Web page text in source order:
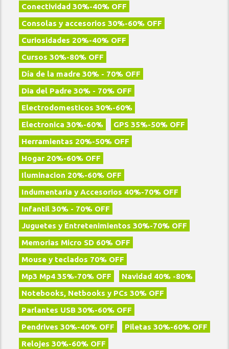
Conectividad 30%-40% OFF
Consolas y accesorios 30%-60% OFF
Curiosidades 20%-40% OFF
Cursos 30%-80% OFF
Día de la madre 30% - 70% OFF
Dia del Padre 30% - 70% OFF
Electrodomesticos 30%-60%
Electronica 30%-60%
GPS 35%-50% OFF
Herramientas 20%-50% OFF
Hogar 20%-60% OFF
Iluminacion 20%-60% OFF
Indumentaria y Accesorios 40%-70% OFF
Infantil 30% - 70% OFF
Juguetes y Entretenimientos 30%-70% OFF
Memorias Micro SD 60% OFF
Mouse y teclados 70% OFF
Mp3 Mp4 35%-70% OFF
Navidad 40% -80%
Notebooks, Netbooks y PCs 30% OFF
Parlantes USB 30%-60% OFF
Pendrives 30%-40% OFF
Piletas 30%-60% OFF
Relojes 30%-60% OFF